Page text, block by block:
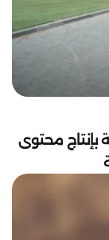
بإنتاج محتوى